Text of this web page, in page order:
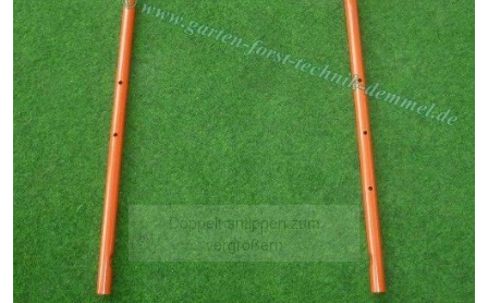
Doppelt antippen zum
vergrößern